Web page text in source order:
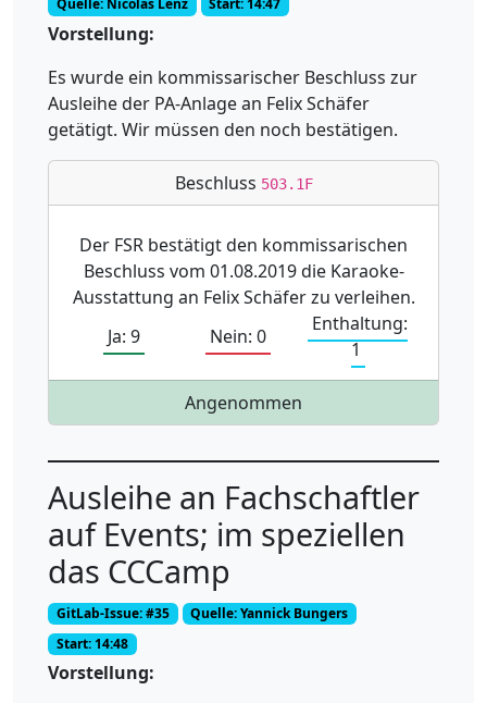
Quelle: Nicolas Lenz Start: 14:47
Vorstellung:
Es wurde ein kommissarischer Beschluss zur
Ausleihe der PA-Anlage an Felix Schäfer
getätigt. Wir müssen den noch bestätigen.
Beschluss 503.1F
Der FSR bestätigt den kommissarischen
Beschluss vom 01.08.2019 die Karaoke-
Ausstattung an Felix Schäfer zu verleihen.
Ja: 9
Nein: 0
Enthaltung:
1
Angenommen
Ausleihe an Fachschaftler
auf Events; im speziellen
das CCCamp
GitLab-Issue: #35
Quelle: Yannick Bungers
Start: 14:48
Vorstellung: